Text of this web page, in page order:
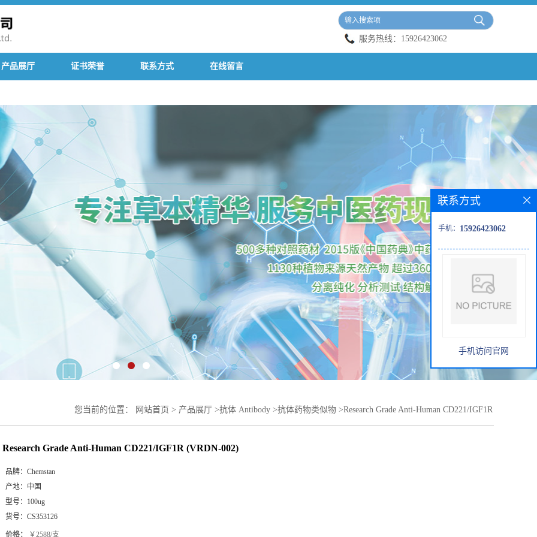
服务热线： 15926423062
产品展厅 证书荣誉 联系方式 在线留言
您当前的位置： 网站首页 > 产品展厅 >抗体 Antibody >抗体药物类似物 >Research Grade Anti-Human CD221/IGF1R
Research Grade Anti-Human CD221/IGF1R (VRDN-002)
品牌： Chemstan
产地： 中国
型号： 100ug
货号： CS353126
价格： ￥2588/支
联系方式
手机： 15926423062
手机访问官网